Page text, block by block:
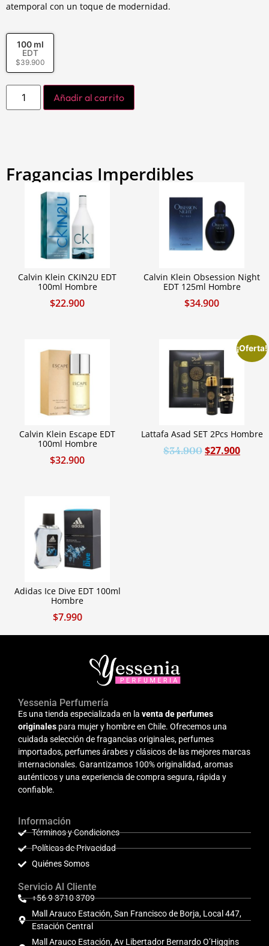
atemporal con un toque de modernidad.
100 ml
EDT
$39.900
Añadir al carrito
Fragancias Imperdibles
Calvin Klein CKIN2U EDT
100ml Hombre
$22.900
Calvin Klein Obsession Night
EDT 125ml Hombre
$34.900
Calvin Klein Escape EDT
100ml Hombre
$32.900
¡Oferta!
Lattafa Asad SET 2Pcs Hombre
$34.900 $27.900
Adidas Ice Dive EDT 100ml
Hombre
$7.990
Yessenia Perfumería
Es una tienda especializada en la venta de perfumes
originales para mujer y hombre en Chile. Ofrecemos una
cuidada selección de fragancias originales, perfumes
importados, perfumes árabes y clásicos de las mejores marcas
internacionales. Garantizamos 100% originalidad, aromas
auténticos y una experiencia de compra segura, rápida y
confiable.
Información
Términos y Condiciones
Políticas de Privacidad
Quiénes Somos
Servicio Al Cliente
+56 9 3710 3709
Mall Arauco Estación, San Francisco de Borja, Local 447,
Estación Central
Mall Arauco Estación, Av Libertador Bernardo O’Higgins